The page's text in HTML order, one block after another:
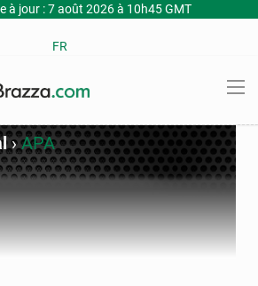
à jour : 7 août 2026 à 10h45 GMT
FR
›APA